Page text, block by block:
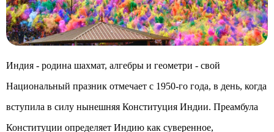
Индия - родина шахмат, алгебры и геометри - свой
Национальный празник отмечает с 1950-го года, в день, когда
вступила в силу нынешняя Конституция Индии. Преамбула
Конституции определяет Индию как суверенное,